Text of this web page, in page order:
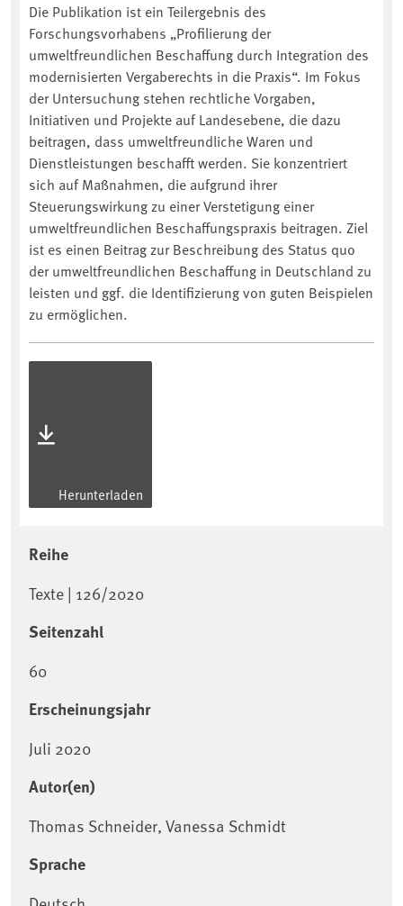
Die Publikation ist ein Teilergebnis des
Forschungsvorhabens „Profilierung der
umweltfreundlichen Beschaffung durch Integration des
modernisierten Vergaberechts in die Praxis“. Im Fokus
der Untersuchung stehen rechtliche Vorgaben,
Initiativen und Projekte auf Landesebene, die dazu
beitragen, dass umweltfreundliche Waren und
Dienstleistungen beschafft werden. Sie konzentriert
sich auf Maßnahmen, die aufgrund ihrer
Steuerungswirkung zu einer Verstetigung einer
umweltfreundlichen Beschaffungspraxis beitragen. Ziel
ist es einen Beitrag zur Beschreibung des Status quo
der umweltfreundlichen Beschaffung in Deutschland zu
leisten und ggf. die Identifizierung von guten Beispielen
zu ermöglichen.
Herunterladen
Reihe
Texte | 126/2020
Seitenzahl
60
Erscheinungsjahr
Juli 2020
Autor(en)
Thomas Schneider, Vanessa Schmidt
Sprache